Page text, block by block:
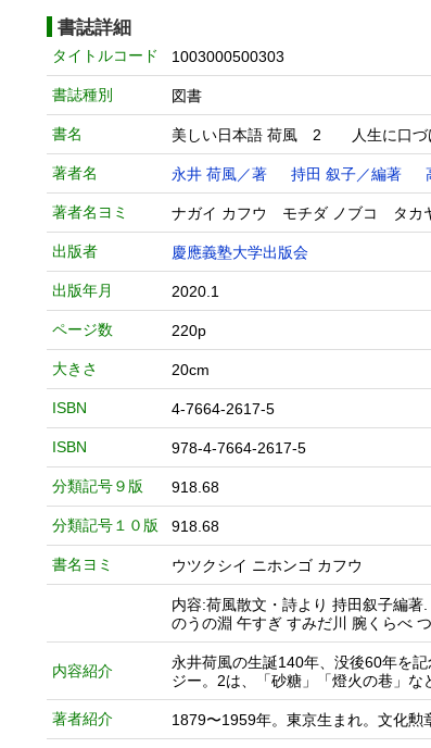
書誌詳細
タイトルコード 1003000500303
書誌種別 図書
書名 美しい日本語 荷風 2 人生に口づ
著者名 永井 荷風／著 持田 叙子／編著
著者名ヨミ ナガイ カフウ モチダ ノブコ タカ
出版者 慶應義塾大学出版会
出版年月 2020.1
ページ数 220p
大きさ 20cm
ISBN 4-7664-2617-5
ISBN 978-4-7664-2617-5
分類記号９版 918.68
分類記号１０版 918.68
書名ヨミ ウツクシイ ニホンゴ カフウ
内容:荷風散文・詩より 持田叙子編
のうの淵 午すぎ すみだ川 腕くらべ
内容紹介
永井荷風の生誕140年、没後60年を
ジー。2は、「砂糖」「燈火の巷」な
著者紹介 1879〜1959年。東京生まれ。文化勲